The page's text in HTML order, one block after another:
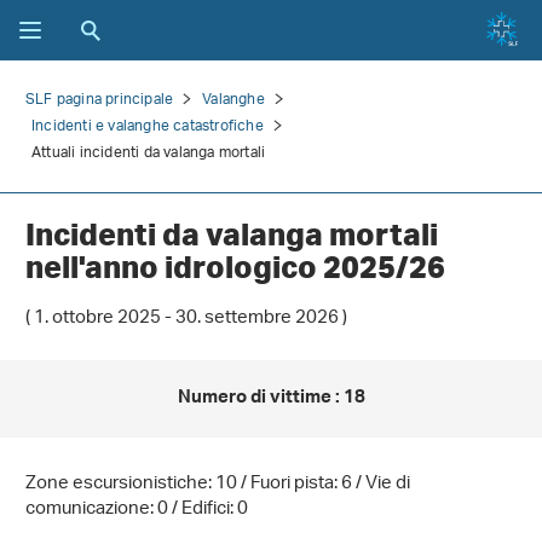
SLF pagina principale
Valanghe
Incidenti e valanghe catastrofiche
Attuali incidenti da valanga mortali
Incidenti da valanga mortali
nell'anno idrologico 2025/26
( 1. ottobre 2025- 30. settembre 2026)
Numero di vittime:18
Zone escursionistiche:10/ Fuori pista:6/ Vie di
comunicazione:0/ Edifici:0